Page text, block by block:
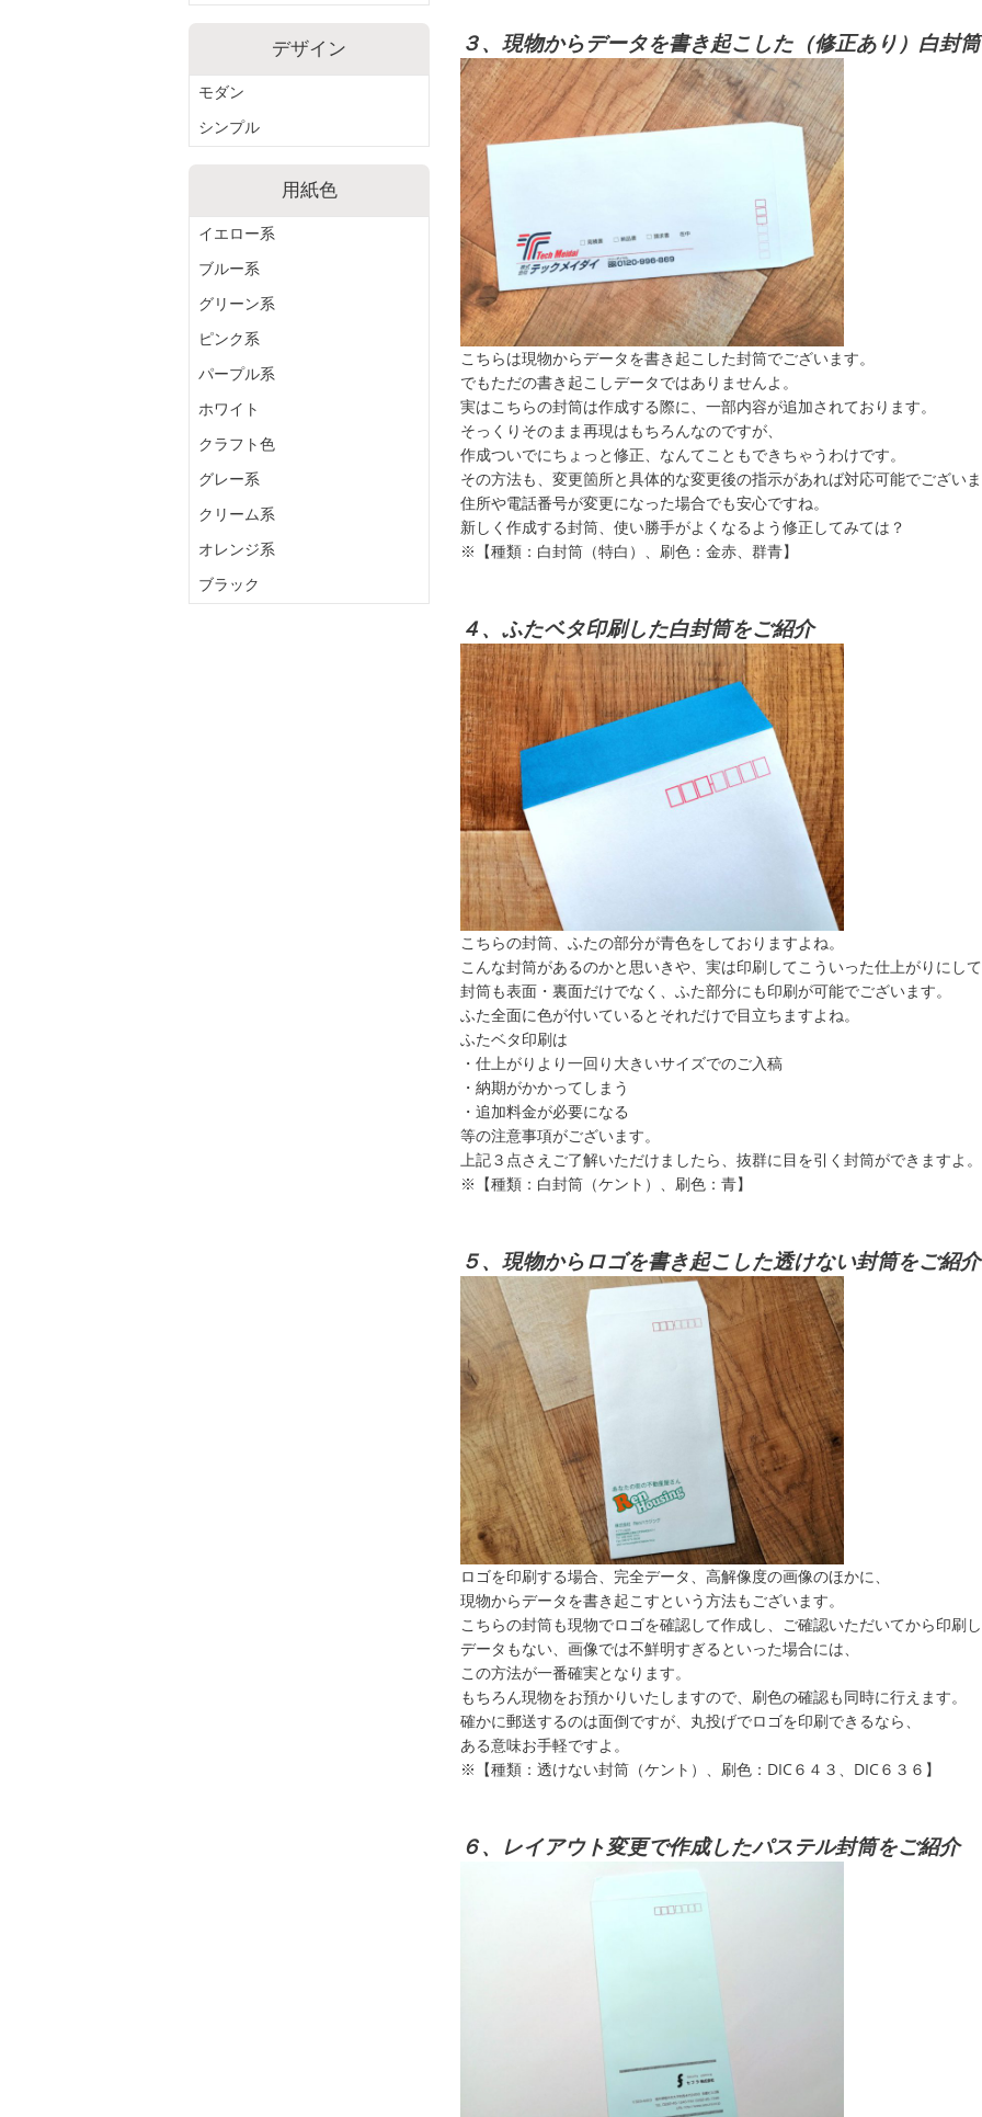
３、現物からデータを書き起こした（修正あり）白封
こちらは現物からデータを書き起こした封筒でございます。
でもただの書き起こしデータではありませんよ。
実はこちらの封筒は作成する際に、一部内容が追加されております。
そっくりそのまま再現はもちろんなのですが、
作成ついでにちょっと修正、なんてこともできちゃうわけです。
その方法も、変更箇所と具体的な変更後の指示があれば対応可能でござい
住所や電話番号が変更になった場合でも安心ですね。
新しく作成する封筒、使い勝手がよくなるよう修正してみては？
※【種類：白封筒（特白）、刷色：金赤、群青】
４、ふたベタ印刷した白封筒をご紹介
こちらの封筒、ふたの部分が青色をしておりますよね。
こんな封筒があるのかと思いきや、実は印刷してこういった仕上がりにし
封筒も表面・裏面だけでなく、ふた部分にも印刷が可能でございます。
ふた全面に色が付いているとそれだけで目立ちますよね。
ふたベタ印刷は
・仕上がりより一回り大きいサイズでのご入稿
・納期がかかってしまう
・追加料金が必要になる
等の注意事項がございます。
上記３点さえご了解いただけましたら、抜群に目を引く封筒ができますよ。
※【種類：白封筒（ケント）、刷色：青】
５、現物からロゴを書き起こした透けない封筒をご紹介
ロゴを印刷する場合、完全データ、高解像度の画像のほかに、
現物からデータを書き起こすという方法もございます。
こちらの封筒も現物でロゴを確認して作成し、ご確認いただいてから印刷
データもない、画像では不鮮明すぎるといった場合には、
この方法が一番確実となります。
もちろん現物をお預かりいたしますので、刷色の確認も同時に行えます。
確かに郵送するのは面倒ですが、丸投げでロゴを印刷できるなら、
ある意味お手軽ですよ。
※【種類：透けない封筒（ケント）、刷色：DIC６４３、DIC６３６】
６、レイアウト変更で作成したパステル封筒をご紹介
デザイン
モダン
シンプル
用紙色
イエロー系
ブルー系
グリーン系
ピンク系
パープル系
ホワイト
クラフト色
グレー系
クリーム系
オレンジ系
ブラック